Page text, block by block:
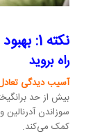
نکته 1: بهبود آسیب های عاطفی و روانی
راه بروید
آسیب دیدگی
بیش از حد
سوزاندن
کمک می‌کند.